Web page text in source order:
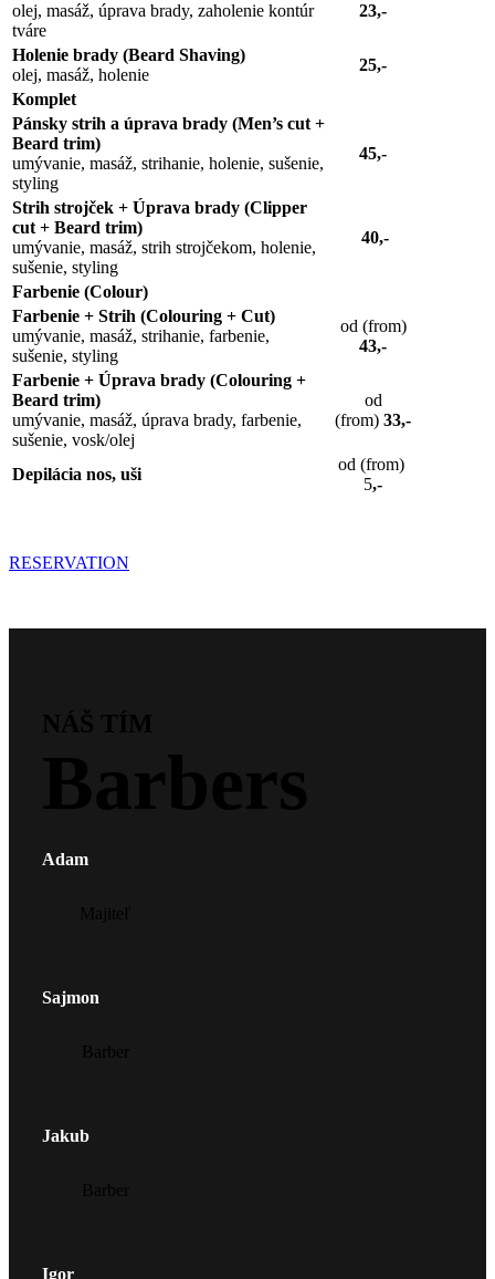
olej, masáž, úprava brady, zaholenie kontúr
tváre
23,-
Holenie brady (Beard Shaving)
olej, masáž, holenie
25,-
Komplet
Pánsky strih a úprava brady (Men’s cut +
Beard trim)
umývanie, masáž, strihanie, holenie, sušenie,
styling
45,-
Strih strojček + Úprava brady (Clipper
cut + Beard trim)
umývanie, masáž, strih strojčekom, holenie,
sušenie, styling
40,-
Farbenie (Colour)
Farbenie + Strih (Colouring + Cut)
umývanie, masáž, strihanie, farbenie,
sušenie, styling
od (from)
43,-
Farbenie + Úprava brady (Colouring +
Beard trim)
umývanie, masáž, úprava brady, farbenie,
sušenie, vosk/olej
od
(from) 33,-
Depilácia nos, uši
od (from)
5,-
RESERVATION
Adam
Sajmon
Jakub
Igor